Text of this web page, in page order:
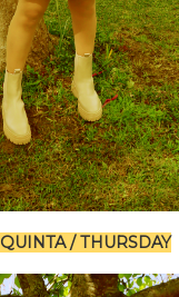
QUINTA / THURSDAY